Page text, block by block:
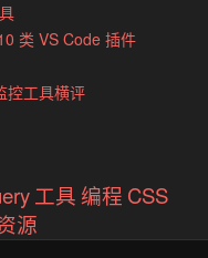
类 VS Code 插件
控工具横评
工具编程 CSS
源